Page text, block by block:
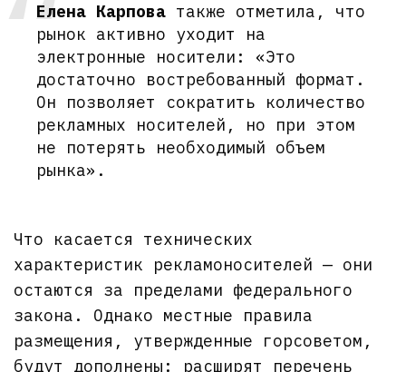
Елена Карпова также отметила, что
рынок активно уходит на
электронные носители: «Это
достаточно востребованный формат.
Он позволяет сократить количество
рекламных носителей, но при этом
не потерять необходимый объем
рынка».
Что касается технических
характеристик рекламоносителей — они
остаются за пределами федерального
закона. Однако местные правила
размещения, утвержденные горсоветом,
будут дополнены: расширят перечень